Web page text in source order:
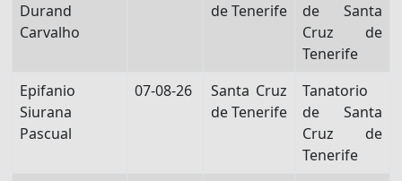
Durand
Carvalho
de Tenerife
de Santa
Cruz de
Tenerife
Epifanio
Siurana
Pascual
07-08-26
Santa Cruz
de Tenerife
Tanatorio
de Santa
Cruz de
Tenerife